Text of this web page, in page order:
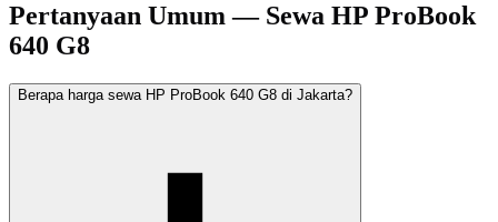
Pertanyaan Umum — Sewa HP ProBook
640 G8
Berapa harga sewa HP ProBook 640 G8 di Jakarta?